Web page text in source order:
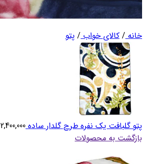
خانه/ کالای خواب/ پتو
پتو گلبافت یک نفره طرح گلدار ساده2,400,000
بازگشت به محصولات